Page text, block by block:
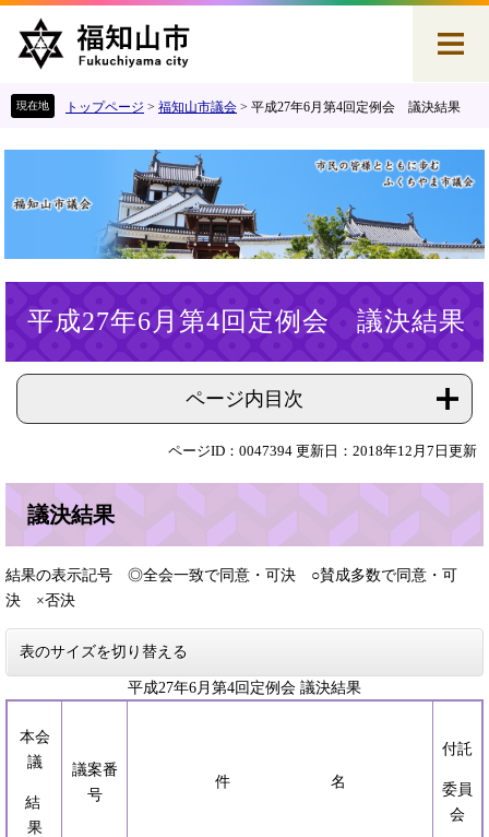
で
。
ば
て
へ
トップページ > 福知山市議会 > 平成27年6月第4回定例会 議決結果
平成27年6月第4回定例会 議決結果
ページ内目次
ページID：0047394 更新日：2018年12月7日更新
議決結果
結果の表示記号 ◎全会一致で同意・可決 ○賛成多数で同意・可
決 ×否決
表のサイズを切り替える
平成27年6月第4回定例会 議決結果
本会
議
結
果
議案番
号
件 名
付託
委員
会